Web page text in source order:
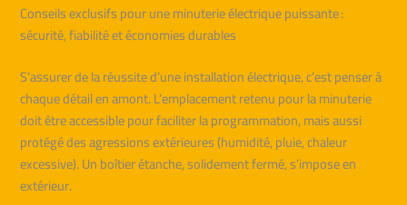
Conseils exclusifs pour une minuterie électrique puissante :
sécurité, fiabilité et économies durables
S’assurer de la réussite d’une installation électrique, c’est penser à
chaque détail en amont. L’emplacement retenu pour la minuterie
doit être accessible pour faciliter la programmation, mais aussi
protégé des agressions extérieures (humidité, pluie, chaleur
excessive). Un boîtier étanche, solidement fermé, s’impose en
extérieur.